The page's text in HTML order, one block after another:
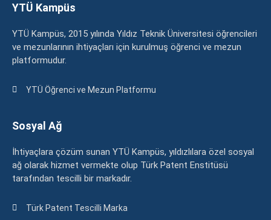
YTÜ Kampüs
YTÜ Kampüs, 2015 yılında Yıldız Teknik Üniversitesi öğrencileri
ve mezunlarının ihtiyaçları için kurulmuş öğrenci ve mezun
platformudur.
YTÜ Öğrenci ve Mezun Platformu
Sosyal Ağ
İhtiyaçlara çözüm sunan YTÜ Kampüs, yıldızlılara özel sosyal
ağ olarak hizmet vermekte olup Türk Patent Enstitüsü
tarafından tescilli bir markadır.
Türk Patent Tescilli Marka